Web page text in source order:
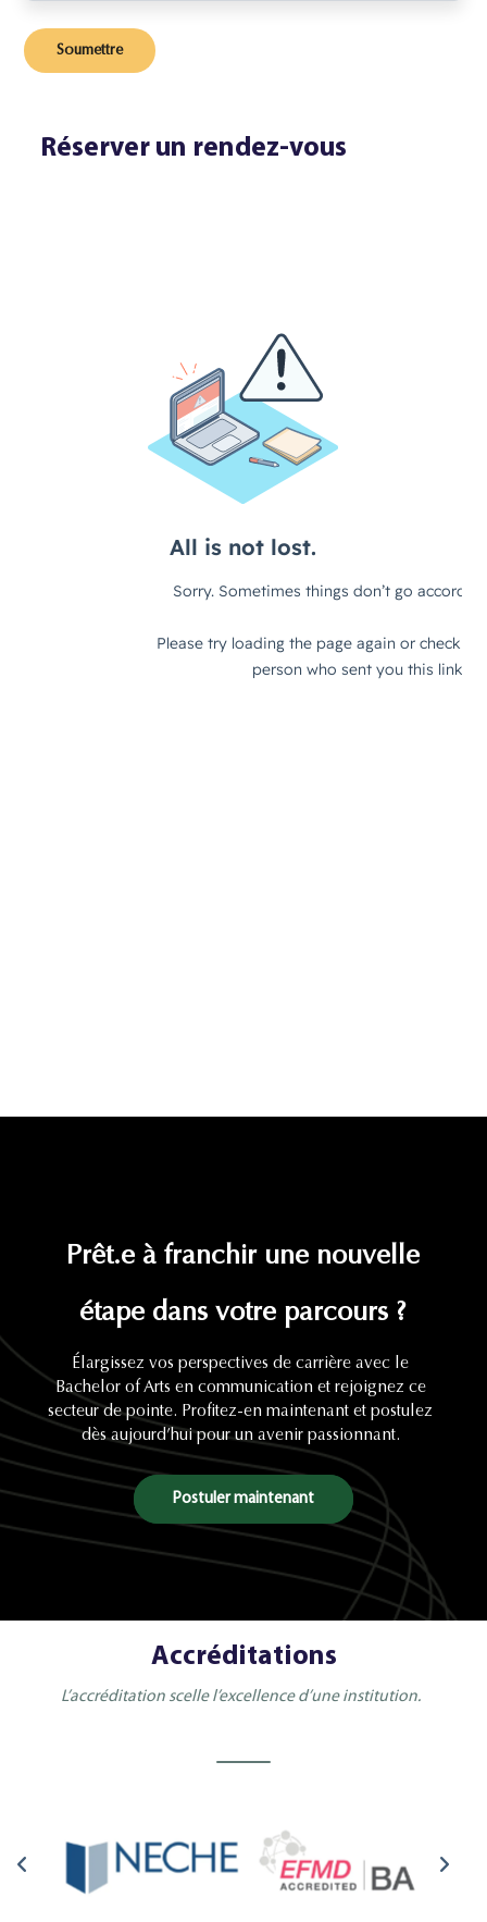
Réserver un rendez-vous
Prêt.e à franchir une nouvelle
étape dans votre parcours ?
Élargissez vos perspectives de carrière avec le
Bachelor of Arts en communication et rejoignez ce
secteur de pointe. Profitez-en maintenant et postulez
dès aujourd’hui pour un avenir passionnant.
Postuler maintenant
Accréditations
L’accréditation scelle l’excellence d’une institution.